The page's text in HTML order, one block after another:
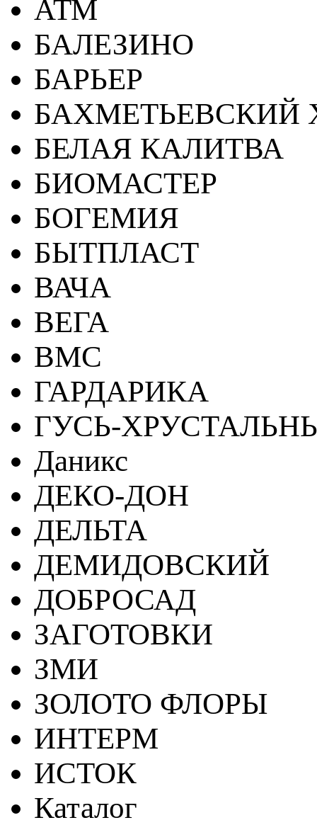
АТМ
БАЛЕЗИНО
БАРЬЕР
БАХМЕТЬЕВСКИЙ
БЕЛАЯ КАЛИТВА
БИОМАСТЕР
БОГЕМИЯ
БЫТПЛАСТ
ВАЧА
ВЕГА
ВМС
ГАРДАРИКА
ГУСЬ-
Даникс
ДЕКО-ДОН
ДЕЛЬТА
ДЕМИДОВСКИЙ
ДОБРОСАД
ЗАГОТОВКИ
ЗМИ
ЗОЛОТО ФЛОРЫ
ИНТЕРМ
ИСТОК
Каталог